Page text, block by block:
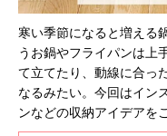
寒い季節になると増える
うお鍋やフライパンは上
て立てたり、動線に合っ
なるみたい。今回はイン
ンなどの収納アイデアを